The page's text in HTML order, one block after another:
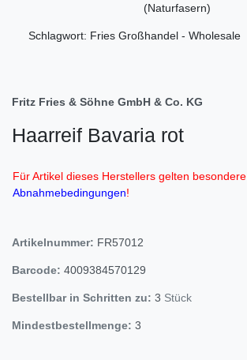
(Naturfasern)
Schlagwort: Fries Großhandel - Wholesale
Fritz Fries & Söhne GmbH & Co. KG
Haarreif Bavaria rot
Für Artikel dieses Herstellers gelten besondere
Abnahmebedingungen!
Artikelnummer: FR57012
Barcode: 4009384570129
Bestellbar in Schritten zu: 3 Stück
Mindestbestellmenge: 3